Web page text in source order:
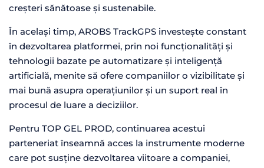
creșteri sănătoase și sustenabile.
În același timp, AROBS TrackGPS investește constant
în dezvoltarea platformei, prin noi funcționalități și
tehnologii bazate pe automatizare și inteligență
artificială, menite să ofere companiilor o vizibilitate și
mai bună asupra operațiunilor și un suport real în
procesul de luare a deciziilor.
Pentru TOP GEL PROD, continuarea acestui
parteneriat înseamnă acces la instrumente moderne
care pot susține dezvoltarea viitoare a companiei,